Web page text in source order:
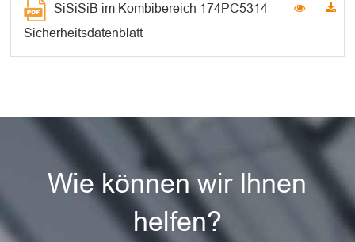
SiSiSiB im Kombibereich 174PC5314
Sicherheitsdatenblatt
Wie können wir Ihnen
helfen?